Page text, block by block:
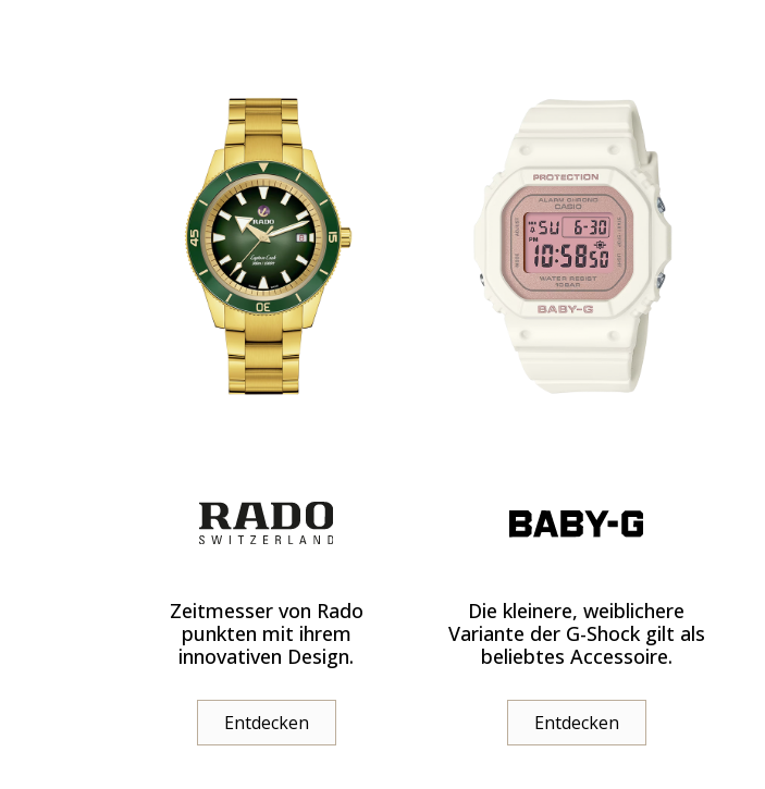
Zeitmesser von Rado
punkten mit ihrem
innovativen Design.
Entdecken
Die kleinere, weiblichere
Variante der G-Shock gilt als
beliebtes Accessoire.
Entdecken